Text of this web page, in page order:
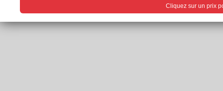
Cliquez sur un prix